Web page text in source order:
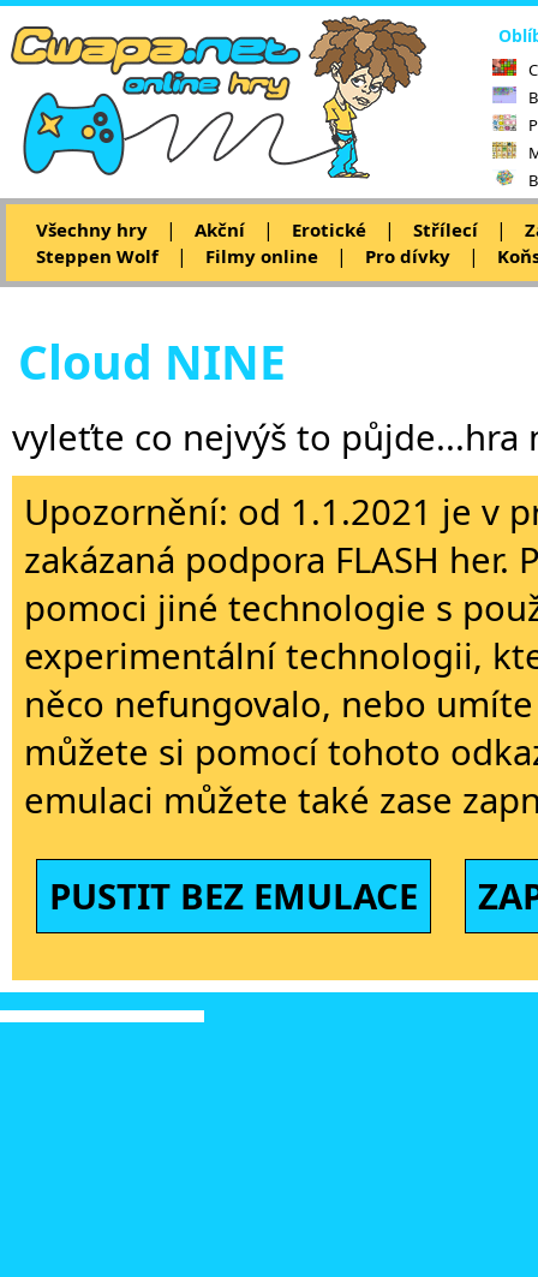
Všechny hry | Akční | Erotické | Střílecí |
Steppen Wolf
| Filmy online | Pro dívky |
Cloud NINE
vyleťte co nejvýš to půjde...hra
Upozornění: od 1.1.2021 je v
zakázaná podpora FLASH
pomoci jiné technologie s
experimentální technologii,
něco nefungovalo, nebo
můžete si pomocí tohoto
emulaci můžete také zase
PUSTIT BEZ EMULACE